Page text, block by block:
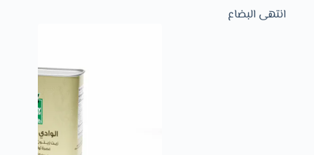
انتهى البضاع